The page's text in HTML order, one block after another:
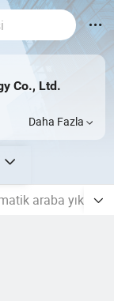
Co., Ltd.
Daha Fazla
araba